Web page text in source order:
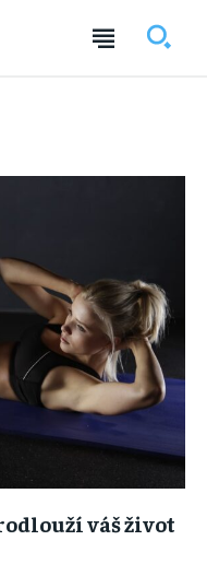
zdraví.
rady pro zdravý životní
váš život